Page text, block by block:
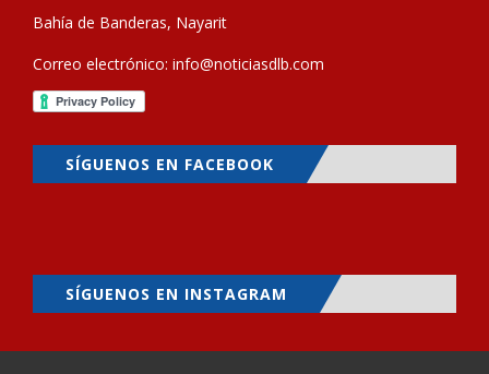
Bahía de Banderas, Nayarit
Correo electrónico: info@noticiasdlb.com
SÍGUENOS EN FACEBOOK
SÍGUENOS EN INSTAGRAM